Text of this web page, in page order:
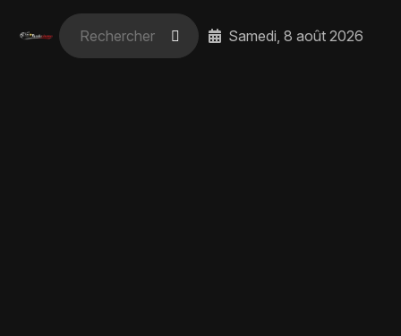
Samedi, 8 août 2026